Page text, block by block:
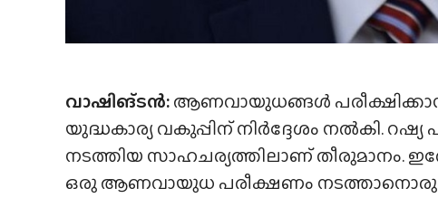
വാഷിങ്ടൻ:ആണവായുധങ്ങൾ
യുദ്ധകാര്യ വകുപ്പിന് നിർദ്ദേശം നൽകി.
നടത്തിയ സാഹചര്യത്തിലാണ് തീരുമാനം.
ഒരു ആണവായുധ പരീക്ഷണം